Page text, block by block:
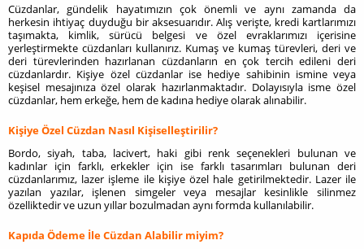
Cüzdanlar, gündelik hayatımızın çok önemli ve aynı zamanda da
herkesin ihtiyaç duyduğu bir aksesuarıdır. Alış verişte, kredi kartlarımızı
taşımakta, kimlik, sürücü belgesi ve özel evraklarımızı içerisine
yerleştirmekte cüzdanları kullanırız. Kumaş ve kumaş türevleri, deri ve
deri türevlerinden hazırlanan cüzdanların en çok tercih edileni deri
cüzdanlardır. Kişiye özel cüzdanlar ise hediye sahibinin ismine veya
keşisel mesajınıza özel olarak hazırlanmaktadır. Dolayısıyla isme özel
cüzdanlar, hem erkeğe, hem de kadına hediye olarak alınabilir.
Kişiye Özel Cüzdan Nasıl Kişiselleştirilir?
Bordo, siyah, taba, lacivert, haki gibi renk seçenekleri bulunan ve
kadınlar için farklı, erkekler için ise farklı tasarımları bulunan deri
cüzdanlarımız, lazer işleme ile kişiye özel hale getirilmektedir. Lazer ile
yazılan yazılar, işlenen simgeler veya mesajlar kesinlikle silinmez
özelliktedir ve uzun yıllar bozulmadan aynı formda kullanılabilir.
Kapıda Ödeme İle Cüzdan Alabilir miyim?